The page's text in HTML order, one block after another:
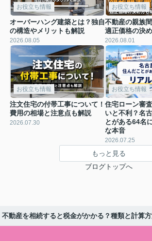
お役立ち情報
オーバーハング建築とは？独自
の構造やメリットも解説
2026.08.05
お役立ち情報
不動産の親族
適正価格の決
2026.08.01
お役立ち情報
注文住宅の付帯工事について！
費用の相場と注意点も解説
2026.07.30
お役立ち情報
住宅ローン審
いと不利？名
とがある64名
な本音
2026.07.25
もっと見る
ブログトップへ
不動産を相続すると税金がかかる？種類と計算